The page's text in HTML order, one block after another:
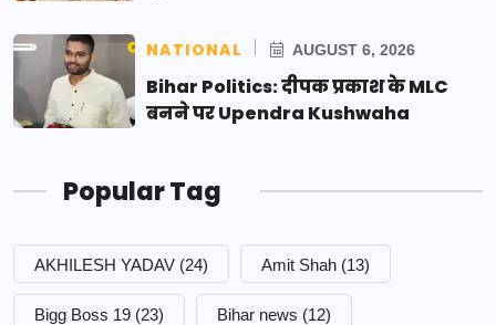
NATIONAL AUGUST 6, 2026
Bihar Politics: दीपक प्रकाश के MLC
बनने पर Upendra Kushwaha
Popular Tag
AKHILESH YADAV (24) Amit Shah (13)
Bigg Boss 19 (23) Bihar news (12)